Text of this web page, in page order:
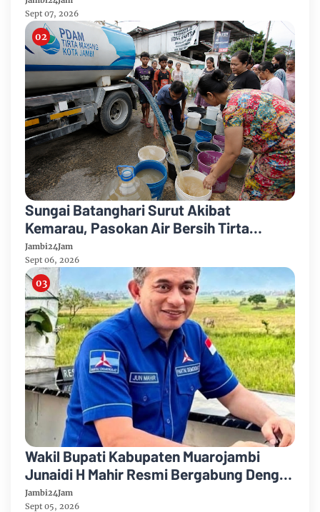
Sept 07, 2026
Sungai Batanghari Surut Akibat
Kemarau, Pasokan Air Bersih Tirta
Mayang Jambi Keruh
Jambi24Jam
Sept 06, 2026
Wakil Bupati Kabupaten Muarojambi
Junaidi H Mahir Resmi Bergabung Dengan
Partai Demikrat
Jambi24Jam
Sept 05, 2026